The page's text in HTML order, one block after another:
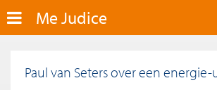
Me Judice
Paul van Seters over een energie-